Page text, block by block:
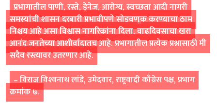
प्रभागातील पाणी, रस्ते, ड्रेनेज, आरोग्य, स्वच्छता आदी नागरी
समस्यांची शासन दरबारी प्रभावीपणे सोडवणूक करण्याचा ठाम
निश्चय आहे असा विश्वास नागरिकांना दिला. वाढदिवसाचा खरा
आनंद जनतेच्या आशीर्वादातच आहे. प्रभागातील प्रत्येक प्रश्नासाठी मी
सदैव रस्त्यावर उतरणार आहे.
– विराज विश्‍वनाथ लांडे, उमेदवार, राष्ट्रवादी काँग्रेस पक्ष, प्रभाग
क्रमांक ७.